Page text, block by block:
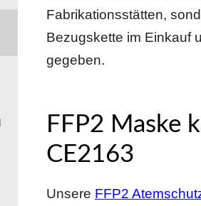
Fabrikationsstätten,
Bezugskette im Einkauf
gegeben.
FFP2 Maske
CE2163
Unsere FFP2